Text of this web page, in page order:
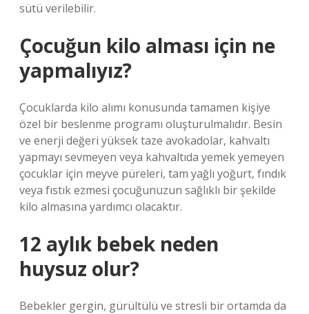
sütü verilebilir.
Çocuğun kilo alması için ne
yapmalıyız?
Çocuklarda kilo alımı konusunda tamamen kişiye
özel bir beslenme programı oluşturulmalıdır. Besin
ve enerji değeri yüksek taze avokadolar, kahvaltı
yapmayı sevmeyen veya kahvaltıda yemek yemeyen
çocuklar için meyve püreleri, tam yağlı yoğurt, fındık
veya fıstık ezmesi çocuğunuzun sağlıklı bir şekilde
kilo almasına yardımcı olacaktır.
12 aylık bebek neden
huysuz olur?
Bebekler gergin, gürültülü ve stresli bir ortamda da